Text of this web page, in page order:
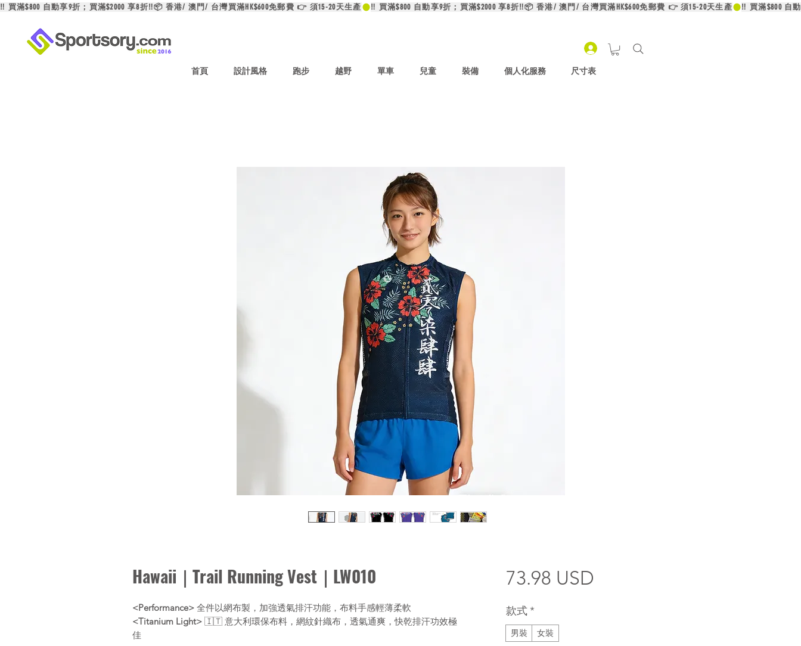
‼️ 買滿$800 自動享9折；買滿$2000 享8折‼️📦 香港/ 澳門/ 台灣買滿HK$600免郵費 👉 須15-20天生產
首頁 設計風格 跑步 越野 單車 兒童 裝備 個人化服務 尺寸表
Hawaii｜Trail Running Vest｜LW010
<Performance> 全件以網布製，加強透氣排汗功能，布料手感輕薄柔軟
<Titanium Light> 🇮🇹 意大利環保布料，網紋針織布，透氣通爽，快乾排汗功效極
佳
73.98 USD
款式*
男裝 女裝